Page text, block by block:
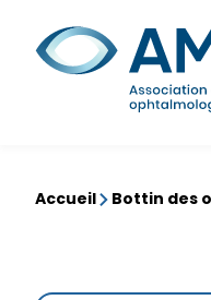
contenuRechercher
Accueil Bottin des